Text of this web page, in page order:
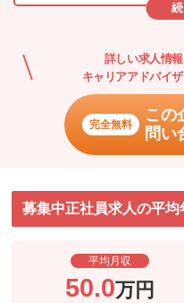
詳しい求人情
キャリアアドバイ
完全無料
この
問い
募集中正社員求人の平均
平均月収
50.0万円